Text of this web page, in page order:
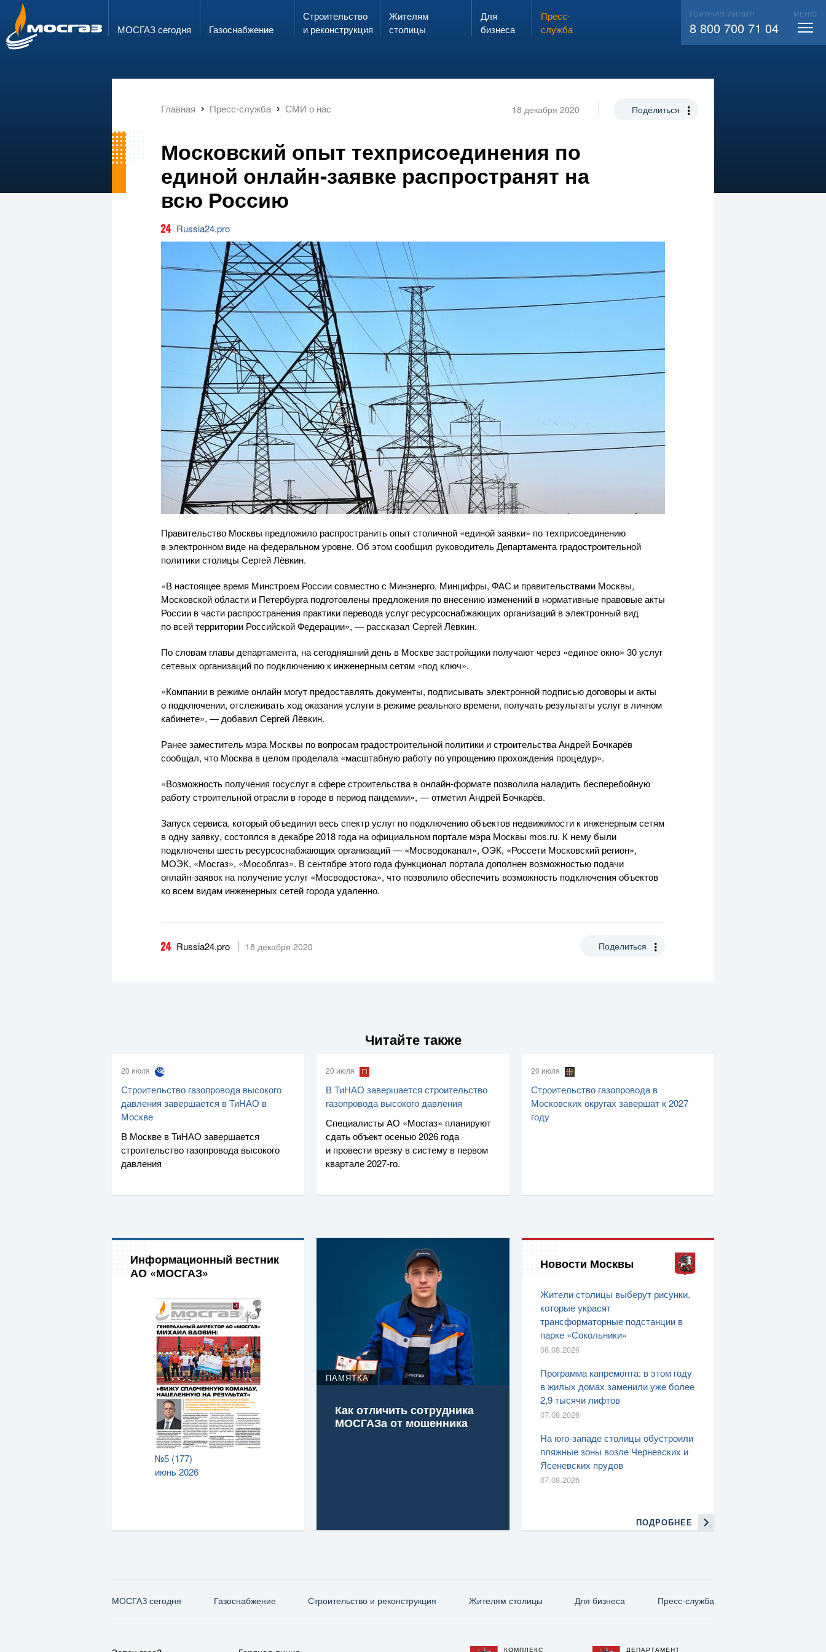
Запах газа?
ЗВОНИ 104 ВЫЗВАТЬ СЛЕСАРЯ
ГОРЯЧАЯ ЛИНИЯ
8 800 700 71 04 info@mos-gaz.ru
МОСГАЗ сегодня Газо­снабжение
Строительство
и реконструкция
Жителям
столицы
Для
бизнеса
Пресс-
служба
ГОРЯЧАЯ ЛИНИЯ
8 800 700 71 04
МЕНЮ
Главная Пресс-служба СМИ о нас 18 декабря 2020 Поделиться
Московский опыт техприсоединения по
единой онлайн-заявке распространят на
всю Россию
Russia24.pro
Правительство Москвы предложило распространить опыт столичной «единой заявки» по техприсоединению
в электронном виде на федеральном уровне. Об этом сообщил руководитель Департамента градостроительной
политики столицы Сергей Лёвкин.
«В настоящее время Минстроем России совместно с Минэнерго, Минцифры, ФАС и правительствами Москвы,
Московской области и Петербурга подготовлены предложения по внесению изменений в нормативные правовые акты
России в части распространения практики перевода услуг ресурсоснабжающих организаций в электронный вид
по всей территории Российской Федерации», — рассказал Сергей Лёвкин.
По словам главы департамента, на сегодняшний день в Москве застройщики получают через «единое окно» 30 услуг
сетевых организаций по подключению к инженерным сетям «под ключ».
«Компании в режиме онлайн могут предоставлять документы, подписывать электронной подписью договоры и акты
о подключении, отслеживать ход оказания услуги в режиме реального времени, получать результаты услуг в личном
кабинете», — добавил Сергей Лёвкин.
Ранее заместитель мэра Москвы по вопросам градостроительной политики и строительства Андрей Бочкарёв
сообщал, что Москва в целом проделала «масштабную работу по упрощению прохождения процедур».
«Возможность получения госуслуг в сфере строительства вонлайн-формате позволила наладить бесперебойную
работу строительной отрасли в городе в период пандемии», — отметил Андрей Бочкарёв.
Запуск сервиса, который объединил весь спектр услуг по подключению объектов недвижимости к инженерным сетям
в одну заявку, состоялся в декабре 2018 года на официальном портале мэра Москвы mos.ru. К нему были
подключены шесть ресурсоснабжающих организаций — «Мосводоканал», ОЭК, «Россети Московский регион»,
МОЭК, «Мосгаз», «Мособлгаз». В сентябре этого года функционал портала дополнен возможностью подачи
онлайн-заявок на получение услуг «Мосводостока», что позволило обеспечить возможность подключения объектов
ко всем видам инженерных сетей города удаленно.
Russia24.pro 18 декабря 2020 Поделиться
Читайте также
20 июля
Строительство газопровода высокого
давления завершается в ТиНАО в
Москве
В Москве в ТиНАО завершается
строительство газопровода высокого
давления
20 июля
В ТиНАО завершается строительство
газопровода высокого давления
СпециалистыАО «Мосгаз» планируют
сдать объект осенью 2026 года
и провести врезку в систему в первом
квартале2027-го.
20 июля
Строительство газопровода в
Московских округах завершат к 2027
году
Информационный вестник
АО «МОСГАЗ»
№5 (177)
июнь 2026
ПАМЯТКА
Как отличить сотрудника
МОСГАЗа от мошенника
Новости Москвы
Жители столицы выберут рисунки,
которые украсят
трансформаторные подстанции в
парке «Сокольники»
08.08.2026
Программа капремонта: в этом году
в жилых домах заменили уже более
2,9 тысячи лифтов
07.08.2026
На юго-западе столицы обустроили
пляжные зоны возле Черневских и
Ясеневских прудов
07.08.2026
ПОДРОБНЕЕ
МОСГАЗ сегодня Газо­снабжение Строительство и реконструкция Жителям столицы Для бизнеса Пресс-служба
КОМПЛЕКС ДЕПАРТАМЕНТ